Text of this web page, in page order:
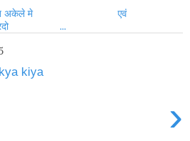
देना एक बात अकेले मे एवं
करदो ...
kiya
›